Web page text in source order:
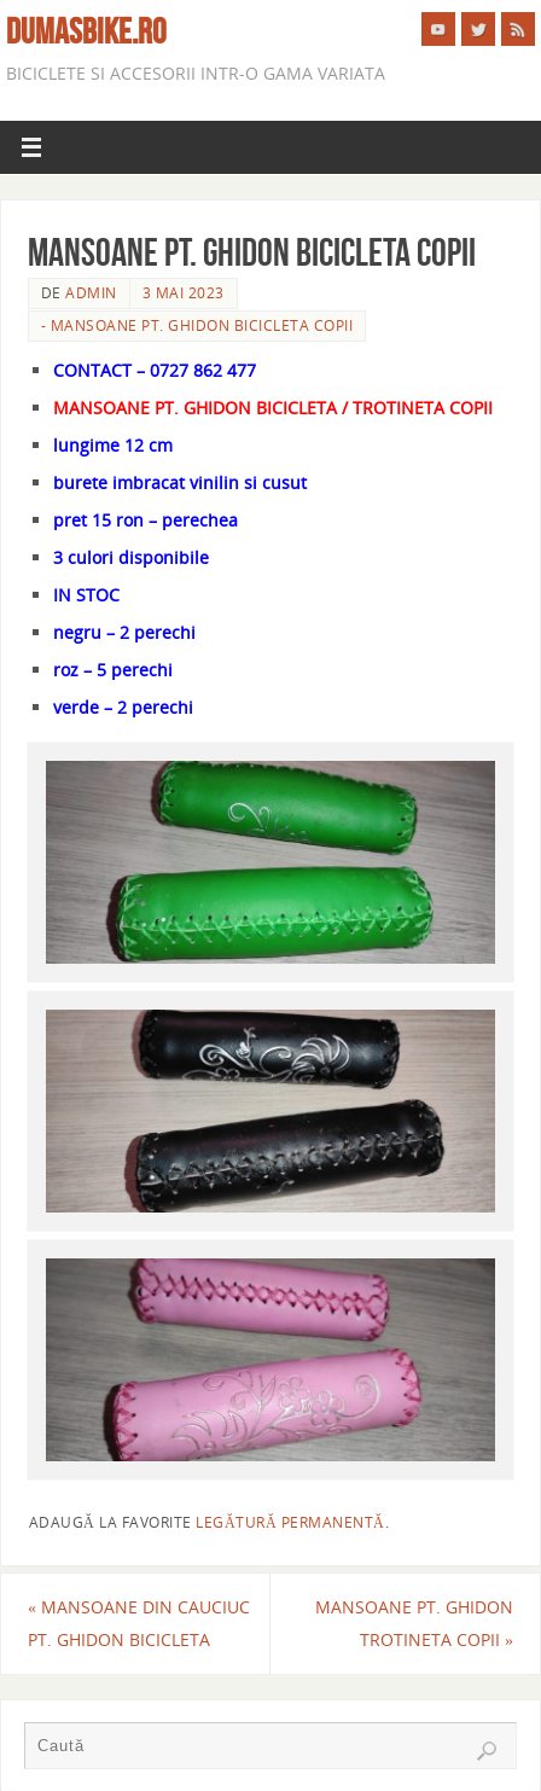
DUMASBIKE.RO
BICICLETE SI ACCESORII INTR-O GAMA VARIATA
MANSOANE PT. GHIDON BICICLETA COPII
DEADMIN
3 MAI 2023
- MANSOANE PT. GHIDON BICICLETA COPII
CONTACT – 0727 862 477
MANSOANE PT. GHIDON BICICLETA / TROTINETA COPII
lungime 12 cm
burete imbracat vinilin si cusut
pret 15 ron – perechea
3 culori disponibile
IN STOC
negru – 2 perechi
roz – 5 perechi
verde – 2 perechi
ADAUGĂ LA FAVORITE LEGĂTURĂ PERMANENTĂ.
«MANSOANE DIN CAUCIUC
PT. GHIDON BICICLETA
MANSOANE PT. GHIDON
TROTINETA COPII»